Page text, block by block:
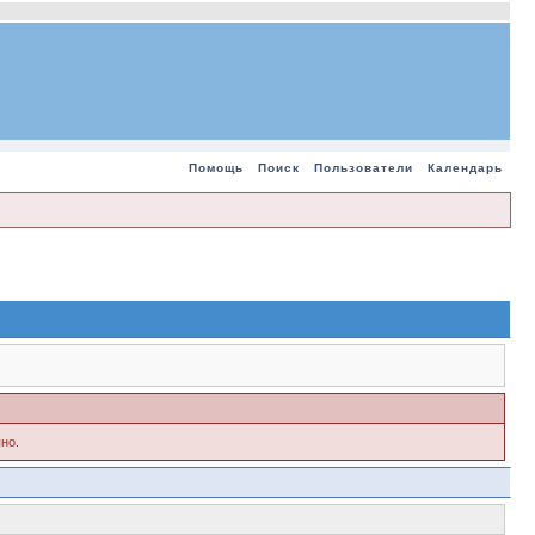
Помощь Поиск Пользователи Календарь